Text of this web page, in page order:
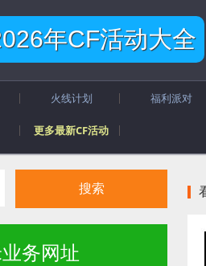
年CF活动大全
火线计划 福利派对
更多最新CF活动
务网址